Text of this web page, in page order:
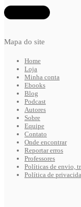
Mapa do site
Home
Loja
Minha conta
Ebooks
Blog
Podcast
Autores
Sobre
Equipe
Contato
Onde encontrar
Reportar erros
Professores
Políticas de envio,
Política de